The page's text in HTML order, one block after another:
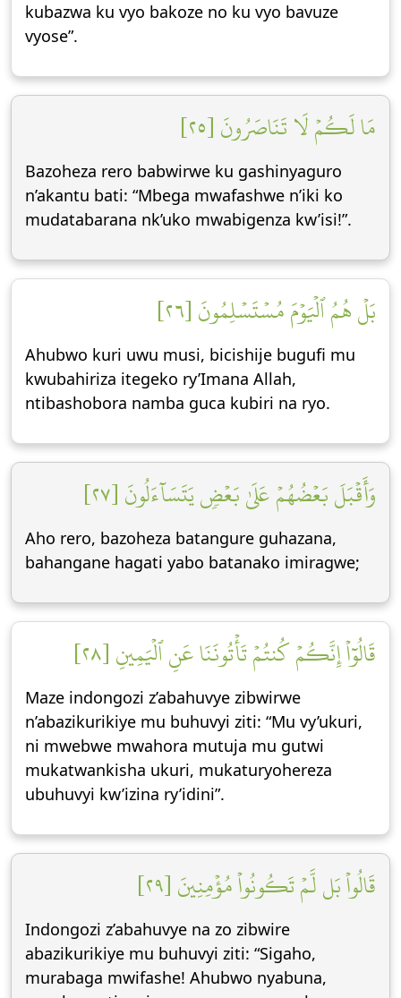
kubazwa ku vyo bakoze no ku vyo bavuze
vyose”.
مَا لَكُمۡ لَا تَنَاصَرُونَ [٢٥]
Bazoheza rero babwirwe ku gashinyaguro
n’akantu bati: “Mbega mwafashwe n’iki ko
mudatabarana nk’uko mwabigenza kw’isi!”.
بَلۡ هُمُ ٱلۡيَوۡمَ مُسۡتَسۡلِمُونَ [٢٦]
Ahubwo kuri uwu musi, bicishije bugufi mu
kwubahiriza itegeko ry’Imana Allah,
ntibashobora namba guca kubiri na ryo.
وَأَقۡبَلَ بَعۡضُهُمۡ عَلَىٰ بَعۡضٖ يَتَسَآءَلُونَ [٢٧]
Aho rero, bazoheza batangure guhazana,
bahangane hagati yabo batanako imiragwe;
قَالُوٓاْ إِنَّكُمۡ كُنتُمۡ تَأۡتُونَنَا عَنِ ٱلۡيَمِينِ [٢٨]
Maze indongozi z’abahuvye zibwirwe
n’abazikurikiye mu buhuvyi ziti: “Mu vy’ukuri,
ni mwebwe mwahora mutuja mu gutwi
mukatwankisha ukuri, mukaturyohereza
ubuhuvyi kw’izina ry’idini”.
قَالُواْ بَل لَّمۡ تَكُونُواْ مُؤۡمِنِينَ [٢٩]
Indongozi z’abahuvye na zo zibwire
abazikurikiye mu buhuvyi ziti: “Sigaho,
murabaga mwifashe! Ahubwo nyabuna,